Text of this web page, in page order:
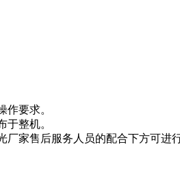
要求。
整机。
家售后服务人员的配合下方可